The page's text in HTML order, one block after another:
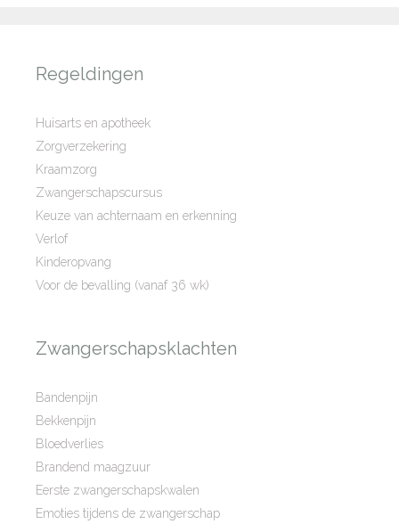
Regeldingen
Huisarts en apotheek
Zorgverzekering
Kraamzorg
Zwangerschapscursus
Keuze van achternaam en erkenning
Verlof
Kinderopvang
Voor de bevalling (vanaf 36 wk)
Zwangerschapsklachten
Bandenpijn
Bekkenpijn
Bloedverlies
Brandend maagzuur
Eerste zwangerschapskwalen
Emoties tijdens de zwangerschap